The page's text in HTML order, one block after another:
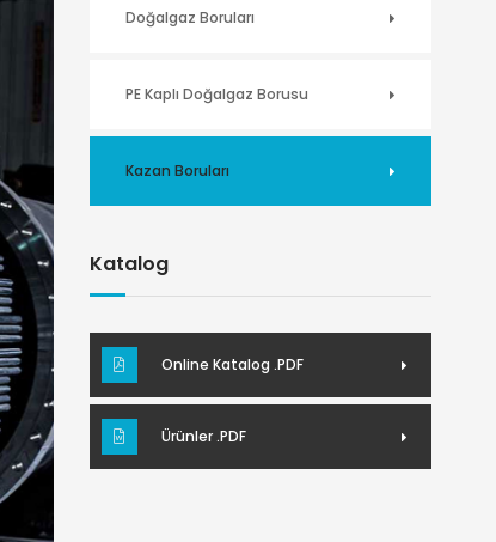
Doğalgaz Boruları
PE Kaplı Doğalgaz Borusu
Kazan Boruları
Katalog
Online Katalog .PDF
Ürünler .PDF